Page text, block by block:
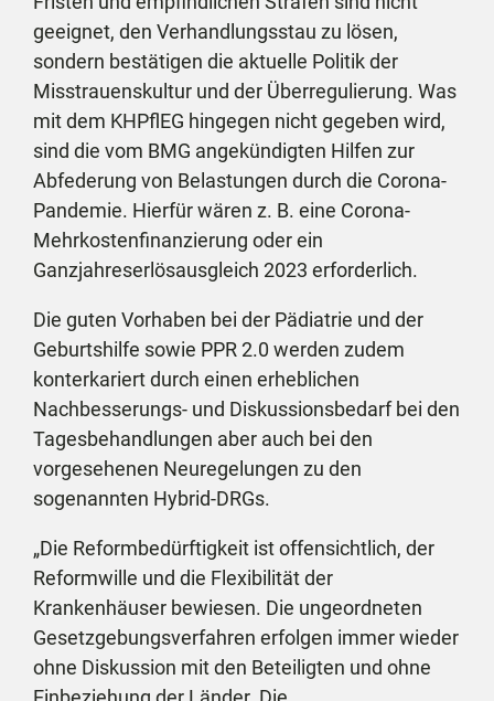
geeignet, den Verhandlungsstau zu lösen,
sondern bestätigen die aktuelle Politik der
Misstrauenskultur und der Überregulierung. Was
mit dem KHPflEG hingegen nicht gegeben wird,
sind die vom BMG angekündigten Hilfen zur
Abfederung von Belastungen durch die Corona-
Pandemie. Hierfür wären z. B. eine Corona-
Mehrkostenfinanzierung oder ein
Ganzjahreserlösausgleich 2023 erforderlich.
Die guten Vorhaben bei der Pädiatrie und der
Geburtshilfe sowie PPR 2.0 werden zudem
konterkariert durch einen erheblichen
Nachbesserungs- und Diskussionsbedarf bei den
Tagesbehandlungen aber auch bei den
vorgesehenen Neuregelungen zu den
sogenannten Hybrid-DRGs.
„Die Reformbedürftigkeit ist offensichtlich, der
Reformwille und die Flexibilität der
Krankenhäuser bewiesen. Die ungeordneten
Gesetzgebungsverfahren erfolgen immer wieder
ohne Diskussion mit den Beteiligten und ohne